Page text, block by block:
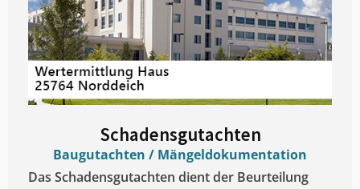
Schadensgutachten
Baugutachten / Mängeldokumentation
Das Schadensgutachten dient der Beurteilung